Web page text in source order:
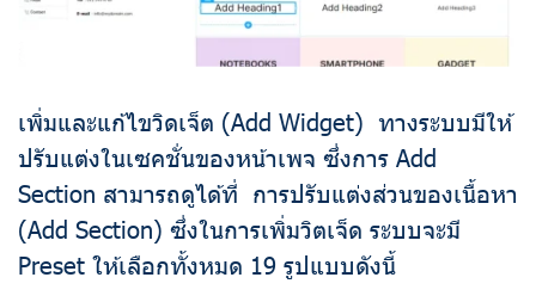
เพิ่มและแก้ไขวิดเจ็ต (Add Widget) ทางระบบมีให้
ปรับแต่งในเซคชั่นของหน้าเพจ ซึ่งการ Add
Section สามารถดูได้ที่ การปรับแต่งส่วนของเนื้อหา
(Add Section) ซึ่งในการเพิ่มวิตเจ็ด ระบบจะมี
Preset ให้เลือกทั้งหมด 19 รูปแบบดังนี้